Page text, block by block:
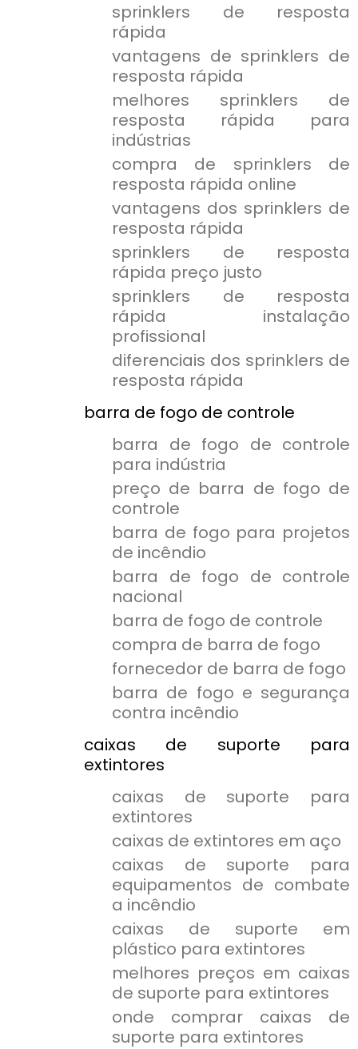
sprinklers de resposta
rápida
vantagens de sprinklers de
resposta rápida
melhores sprinklers de
resposta rápida para
indústrias
compra de sprinklers de
resposta rápida online
vantagens dos sprinklers de
resposta rápida
sprinklers de resposta
rápida preço justo
sprinklers de resposta
rápida instalação
profissional
diferenciais dos sprinklers de
resposta rápida
barra de fogo de controle
barra de fogo de controle
para indústria
preço de barra de fogo de
controle
barra de fogo para projetos
de incêndio
barra de fogo de controle
nacional
barra de fogo de controle
compra de barra de fogo
fornecedor de barra de fogo
barra de fogo e segurança
contra incêndio
caixas de suporte para
extintores
caixas de suporte para
extintores
caixas de extintores em aço
caixas de suporte para
equipamentos de combate
a incêndio
caixas de suporte em
plástico para extintores
melhores preços em caixas
de suporte para extintores
onde comprar caixas de
suporte para extintores